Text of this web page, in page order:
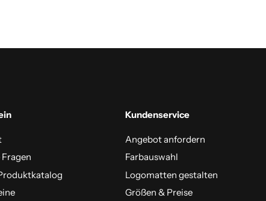
Kundenservice
Angebot anfordern
Farbauswahl
Logomatten gestalten
Größen & Preise